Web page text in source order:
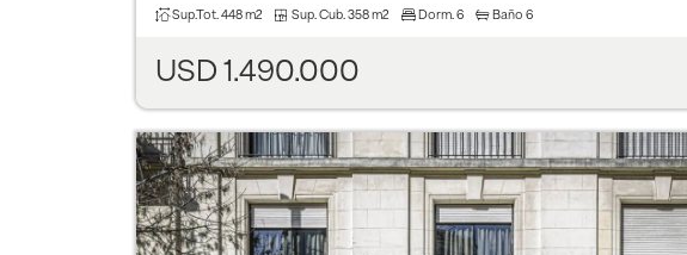
Sup.Tot. 448 m2 Sup. Cub. 358 m2 Dorm. 6 Baño 6
USD 1.490.000